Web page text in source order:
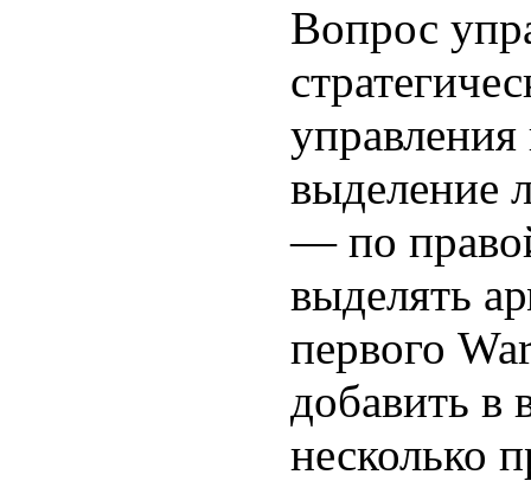
Вопрос
выделение
— по
выделять
первого
добавить в
несколько